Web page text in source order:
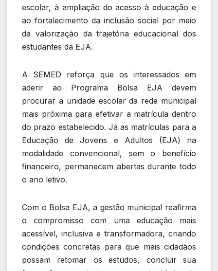
escolar, à ampliação do acesso à educação e
ao fortalecimento da inclusão social por meio
da valorização da trajetória educacional dos
estudantes da EJA.
A SEMED reforça que os interessados em
aderir ao Programa Bolsa EJA devem
procurar a unidade escolar da rede municipal
mais próxima para efetivar a matrícula dentro
do prazo estabelecido. Já as matrículas para a
Educação de Jovens e Adultos (EJA) na
modalidade convencional, sem o benefício
financeiro, permanecem abertas durante todo
o ano letivo.
Com o Bolsa EJA, a gestão municipal reafirma
o compromisso com uma educação mais
acessível, inclusiva e transformadora, criando
condições concretas para que mais cidadãos
possam retomar os estudos, concluir sua